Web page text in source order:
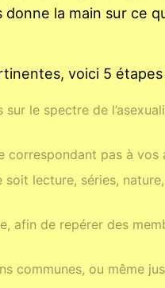
la main sur ce
voici 5
le spectre de
correspondant pas à
soit lecture, séries,
afin de repérer des
communes, ou même